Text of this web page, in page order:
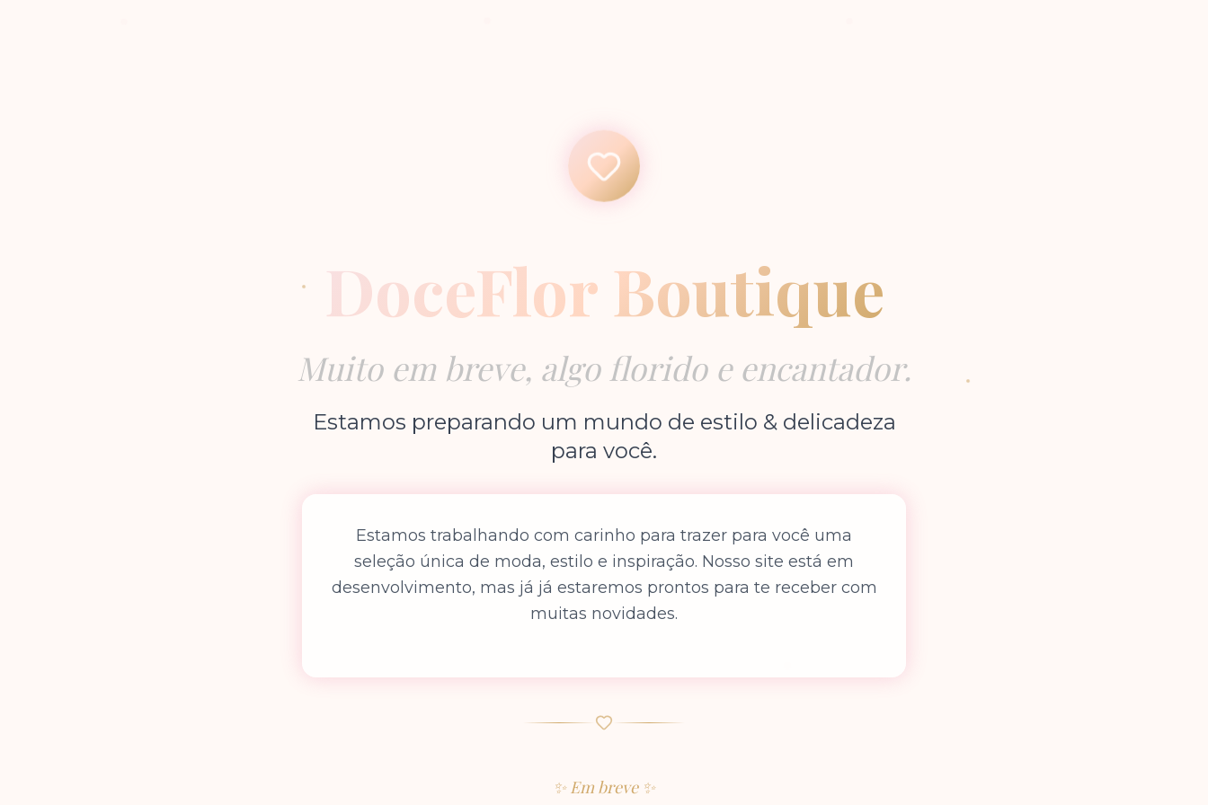
DoceFlor Boutique
Muito em breve, algo florido e encantador.
Estamos preparando um mundo de estilo & delicadeza
para você.
Estamos trabalhando com carinho para trazer para você uma
seleção única de moda, estilo e inspiração. Nosso site está em
desenvolvimento, mas já já estaremos prontos para te receber com
muitas novidades.
✨ Em breve ✨